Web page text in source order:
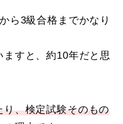
ら3級合格までかなり
すと、約10年だと思
、検定試験そのもの